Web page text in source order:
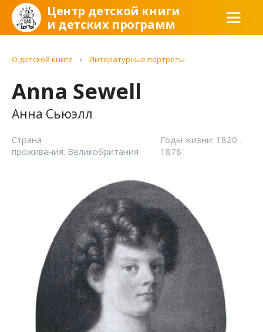
Центр детской книги
и детских программ
О детской книге Литературные портреты
Anna Sewell
Анна Сьюэлл
Страна
проживания: Великобритания
Годы жизни: 1820 -
1878